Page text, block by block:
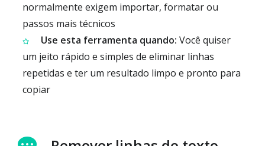
normalmente exigem importar, formatar ou
passos mais técnicos
Use esta ferramenta quando: Você quiser
um jeito rápido e simples de eliminar linhas
repetidas e ter um resultado limpo e pronto para
copiar